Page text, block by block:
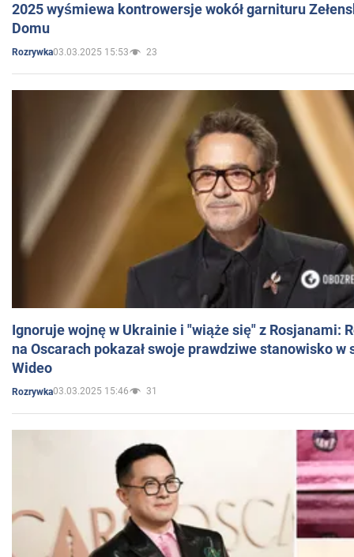
2025 wyśmiewa kontrowersje wokół garnituru
Domu
Rozrywka03.03.2025 15:53 23
Ignoruje wojnę w Ukrainie i "wiąże się" z Rosjanami:
na Oscarach pokazał swoje prawdziwe stanowisko w
Wideo
Rozrywka03.03.2025 15:46 31